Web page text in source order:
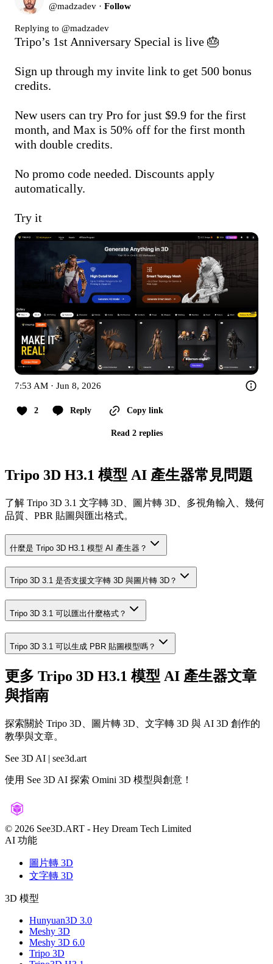
@madzadev · Follow
Replying to @madzadev
Tripo’s 1st Anniversary Special is live 🎂
Sign up through my invite link to get 500 bonus
credits.
New users can try Pro for just $9.9 for the first
month, and Max is 50% off for the first month
with double credits.
No promo code needed. Discounts apply
automatically.
Try it
7:53 AM · Jun 8, 2026
2 Reply Copy link
Read 2 replies
Tripo 3D H3.1 模型 AI 產生器常見問題
了解 Tripo 3D 3.1 文字轉 3D、圖片轉 3D、多視角輸入、幾何
品質、PBR 貼圖與匯出格式。
什麼是 Tripo 3D H3.1 模型 AI 產生器？
Tripo 3D 3.1 是否支援文字轉 3D 與圖片轉 3D？
Tripo 3D 3.1 可以匯出什麼格式？
Tripo 3D 3.1 可以生成 PBR 貼圖模型嗎？
更多 Tripo 3D H3.1 模型 AI 產生器文章
與指南
探索關於 Tripo 3D、圖片轉 3D、文字轉 3D 與 AI 3D 創作的
教學與文章。
See 3D AI | see3d.art
使用 See 3D AI 探索 Omini 3D 模型與創意！
©️ 2026 See3D.ART - Hey Dream Tech Limited
AI 功能
圖片轉 3D
文字轉 3D
3D 模型
Hunyuan3D 3.0
Meshy 3D
Meshy 3D 6.0
Tripo 3D